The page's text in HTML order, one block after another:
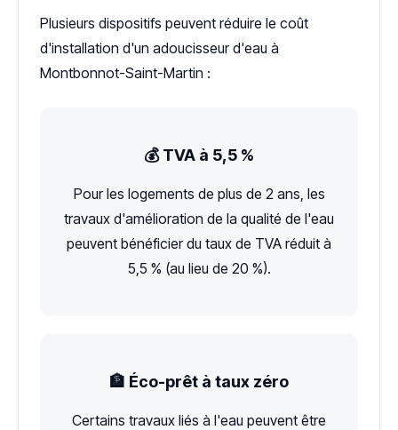
Plusieurs dispositifs peuvent réduire le coût
d'installation d'un adoucisseur d'eau à
Montbonnot-Saint-Martin :
💰 TVA à 5,5 %
Pour les logements de plus de 2 ans, les
travaux d'amélioration de la qualité de l'eau
peuvent bénéficier du taux de TVA réduit à
5,5 % (au lieu de 20 %).
🏦 Éco-prêt à taux zéro
Certains travaux liés à l'eau peuvent être